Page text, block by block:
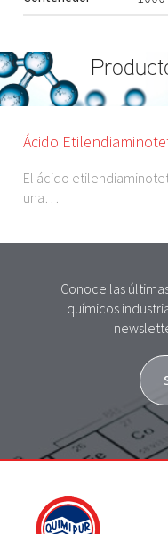
Ácido
El ácido
una…
Conoce las
químicos